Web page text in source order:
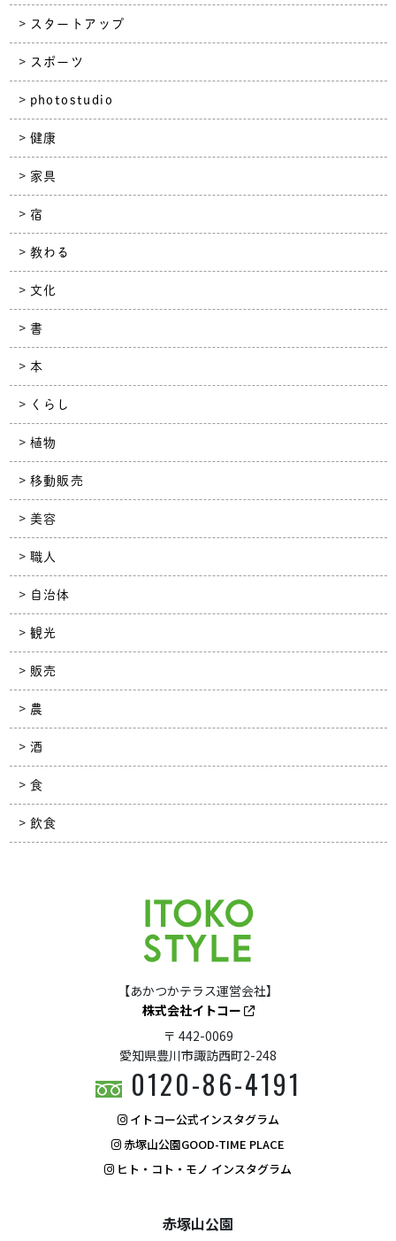
スタートアップ
スポーツ
photostudio
健康
家具
宿
教わる
文化
書
本
くらし
植物
移動販売
美容
職人
自治体
観光
販売
農
酒
食
飲食
【あかつかテラス運営会社】
株式会社イトコー
〒 442-0069
愛知県豊川市諏訪西町2-248
0120-86-4191
イトコー公式インスタグラム
赤塚山公園GOOD-TIME PLACE
ヒト・コト・モノ インスタグラム
赤塚山公園